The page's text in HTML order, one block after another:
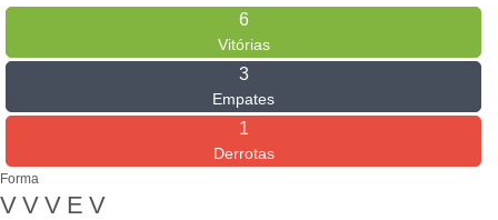
6
Vitórias
3
Empates
1
Derrotas
Forma
V V V E V